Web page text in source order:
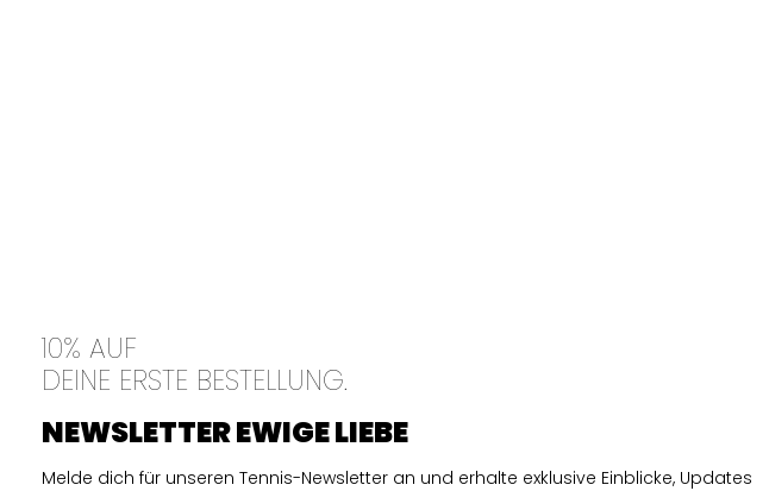
10% AUF
DEINE ERSTE BESTELLUNG.
NEWSLETTER EWIGE LIEBE
Melde dich für unseren Tennis-Newsletter an und erhalte exklusive Einblicke, Updates